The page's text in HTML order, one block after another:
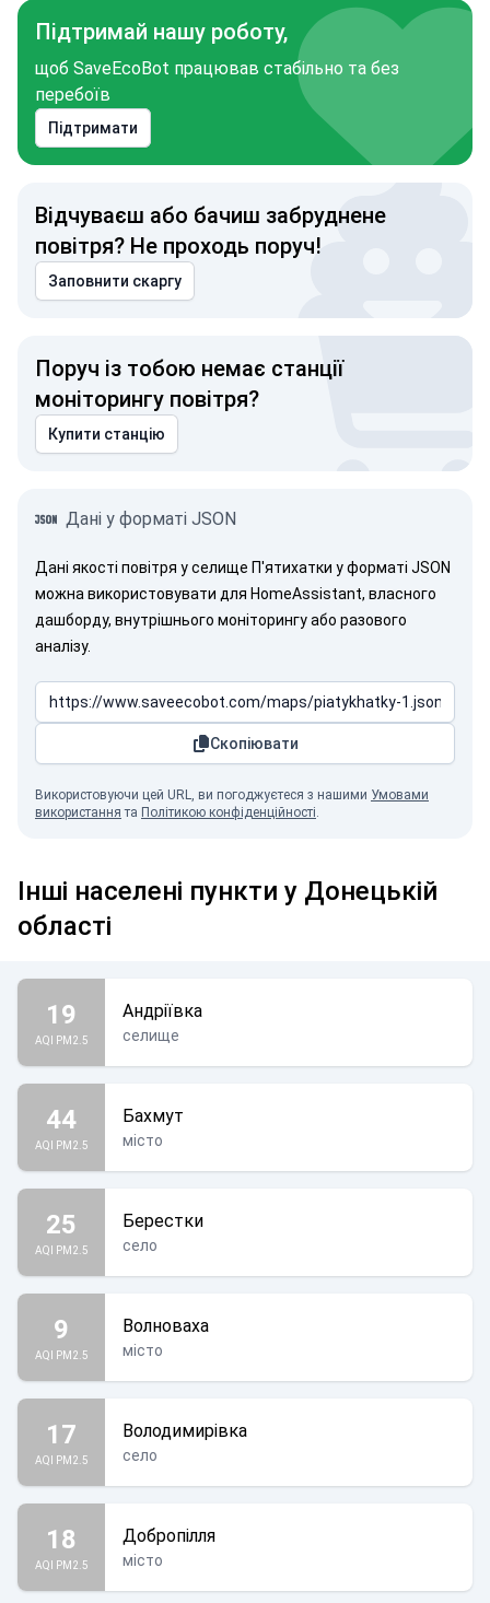
Підтримай нашу роботу,
щоб SaveEcoBot працював стабільно та без
перебоїв
Підтримати
Відчуваєш або бачиш забруднене
повітря? Не проходь поруч!
Заповнити скаргу
Поруч із тобою немає станції
моніторингу повітря?
Купити станцію
Дані у форматі JSON
Дані якості повітря у селище П'ятихатки у форматі JSON
можна використовувати для HomeAssistant, власного
дашборду, внутрішнього моніторингу або разового
аналізу.
Скопіювати
Використовуючи цей URL, ви погоджуєтеся з нашими Умовами
використання та Політикою конфіденційності.
Інші населені пункти у Донецькій
області
19
AQI PM2.5
Андріївка
селище
44
AQI PM2.5
Бахмут
місто
25
AQI PM2.5
Берестки
село
9
AQI PM2.5
Волноваха
місто
17
AQI PM2.5
Володимирівка
село
18
AQI PM2.5
Добропілля
місто